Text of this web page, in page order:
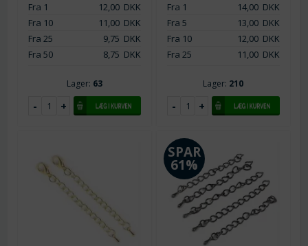
Fra 1
12,00DKK
Fra 10
11,00DKK
Fra 25
9,75 DKK
Fra 50
8,75 DKK
Lager: 63
Fra 1
14,00DKK
Fra 5
13,00DKK
Fra 10
12,00DKK
Fra 25
11,00DKK
Lager: 210
SPAR
61%